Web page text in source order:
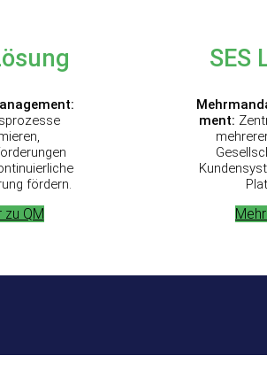
fördern.
zu QM
SES
ment: